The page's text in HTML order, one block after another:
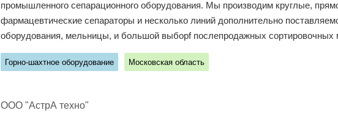
промышленного сепарационного оборудования. Мы производим круглые,
фармацевтические сепараторы и несколько линий дополнительно
оборудования, мельницы, и большой выборf послепродажных сортировочных
Горно-шахтное оборудование Московская область
ООО "АстрА техно"